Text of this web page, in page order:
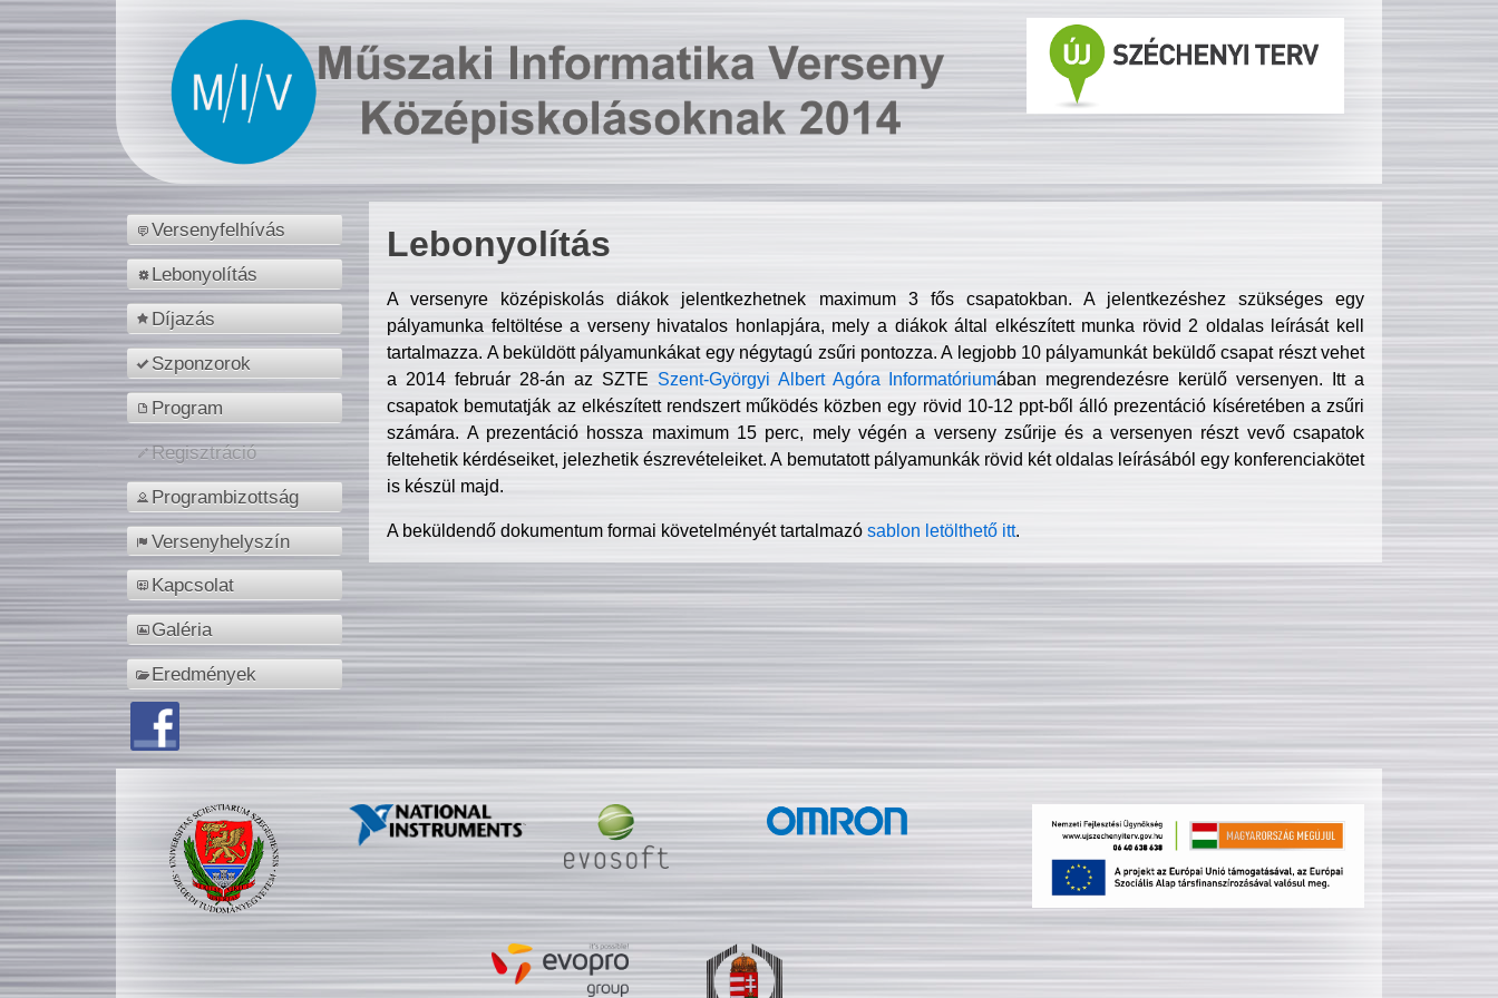
Versenyfelhívás
Lebonyolítás
Díjazás
Szponzorok
Program
Regisztráció
Programbizottság
Versenyhelyszín
Kapcsolat
Galéria
Eredmények
Lebonyolítás
A versenyre középiskolás diákok jelentkezhetnek maximum 3 fős csapatokban. A jelentkezéshez szükséges egy
pályamunka feltöltése a verseny hivatalos honlapjára, mely a diákok által elkészített munka rövid 2 oldalas leírását kell
tartalmazza. A beküldött pályamunkákat egy négytagú zsűri pontozza. A legjobb 10 pályamunkát beküldő csapat részt vehet
a 2014 február 28-án az SZTE Szent-Györgyi Albert Agóra Informatóriumában megrendezésre kerülő versenyen. Itt a
csapatok bemutatják az elkészített rendszert működés közben egy rövid 10-12 ppt-ből álló prezentáció kíséretében a zsűri
számára. A prezentáció hossza maximum 15 perc, mely végén a verseny zsűrije és a versenyen részt vevő csapatok
feltehetik kérdéseiket, jelezhetik észrevételeiket. A bemutatott pályamunkák rövid két oldalas leírásából egy konferenciakötet
is készül majd.
A beküldendő dokumentum formai követelményét tartalmazósablon letölthető itt.